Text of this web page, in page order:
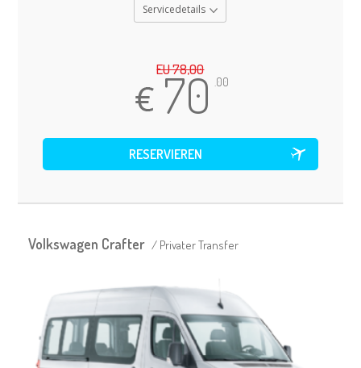
Servicedetails
EU 78,00
70 .00
Volkswagen Crafter / Privater Transfer